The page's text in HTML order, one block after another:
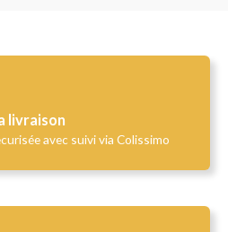
livraison
avec suivi via Colissimo